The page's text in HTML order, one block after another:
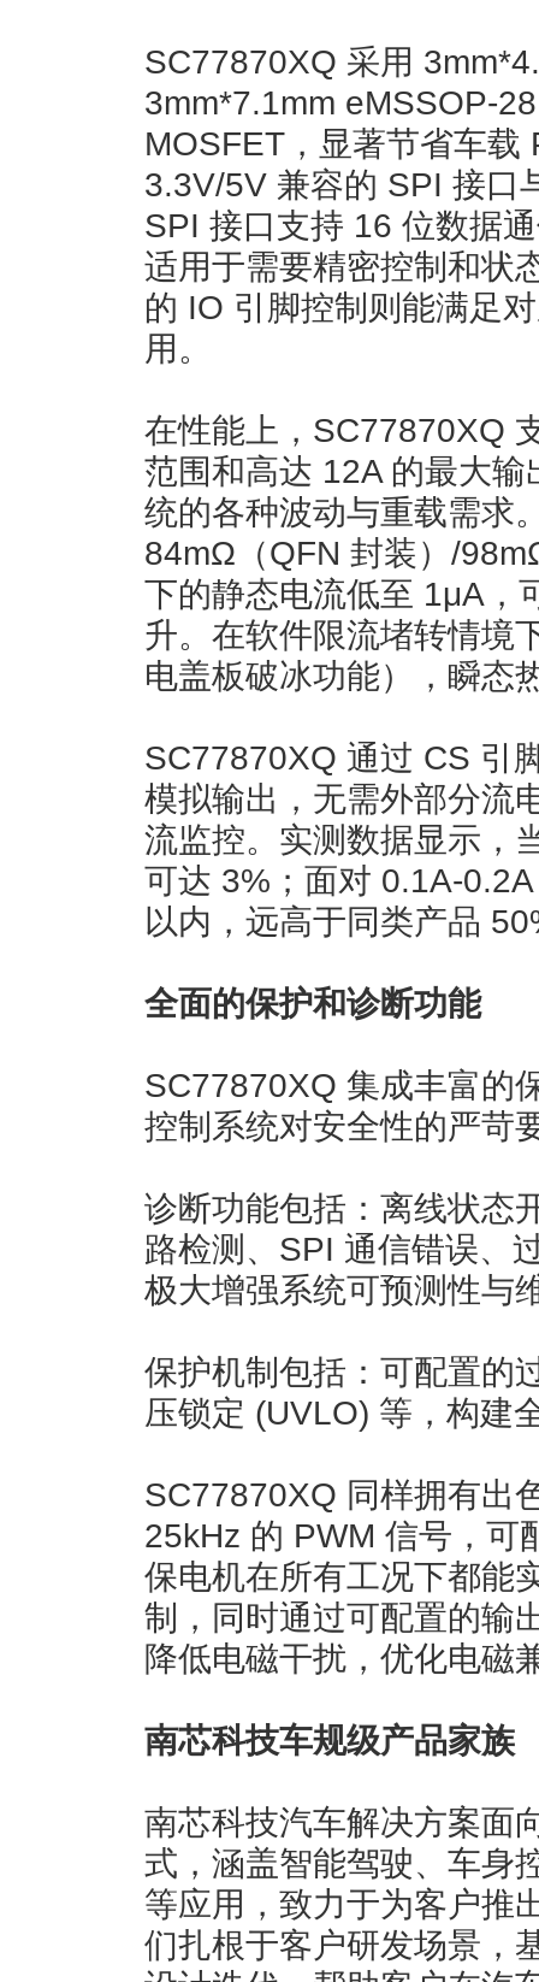
SC77870XQ 采用
3mm*7.1mm eMSSOP-
MOSFET，显著节省车载
3.3V/5V 兼容的 SPI 接口
SPI 接口支持 16 位数据
适用于需要精密控制和状
的 IO 引脚控制则能满足
用。
在性能上，SC77870XQ
范围和高达 12A 的最大
统的各种波动与重载需求
84mΩ（QFN 封装）/
下的静态电流低至 1μA，
升。在软件限流堵转情境
电盖板破冰功能），瞬态
SC77870XQ 通过 CS 引
模拟输出，无需外部分流
流监控。实测数据显示，
可达 3%；面对 0.1A-
以内，远高于同类产品
全面的保护和诊断功能
SC77870XQ 集成丰富的
控制系统对安全性的严苛
诊断功能包括：离线状态
路检测、SPI 通信错误、
极大增强系统可预测性与
保护机制包括：可配置的
压锁定 (UVLO) 等，构建
SC77870XQ 同样拥有出
25kHz 的 PWM 信号，可
保电机在所有工况下都能
制，同时通过可配置的输
降低电磁干扰，优化电磁
南芯科技车规级产品家族
南芯科技汽车解决方案面
式，涵盖智能驾驶、车身
等应用，致力于为客户推
们扎根于客户研发场景，